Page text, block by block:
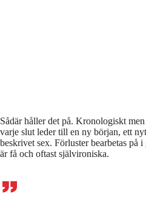
Sådär håller det på. Kronologiskt
varje slut leder till en ny början, ett
beskrivet sex. Förluster bearbetas på
är få och oftast självironiska.